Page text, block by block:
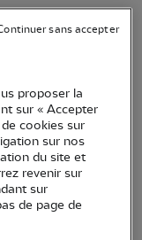
la
proposer la
sur « Accepter
cookies sur
sur nos
du site et
revenir sur
sur
de page de
sans accepter